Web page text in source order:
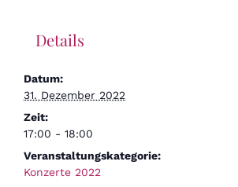
Details
Datum:
31. Dezember 2022
Zeit:
17:00 - 18:00
Veranstaltungskategorie:
Konzerte 2022